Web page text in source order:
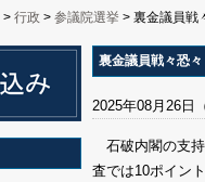
> 行政 > 参議院選挙 > 裏金議員戦
裏金議員戦々恐
2025年08月26日
石破内閣の支持
査では10ポイン